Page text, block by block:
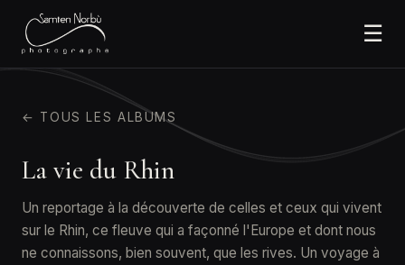
☰
← TOUS LES ALBUMS
La vie du Rhin
Un reportage à la découverte de celles et ceux qui vivent
sur le Rhin, ce fleuve qui a façonné l'Europe et dont nous
ne connaissons, bien souvent, que les rives. Un voyage à